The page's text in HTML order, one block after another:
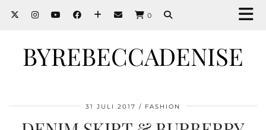
0
BYREBECCADENISE
31 JULI 2017 FASHION